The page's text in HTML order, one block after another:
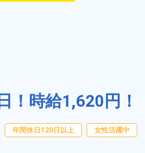
時給1,620円！
年間休日120日以上 女性活躍中